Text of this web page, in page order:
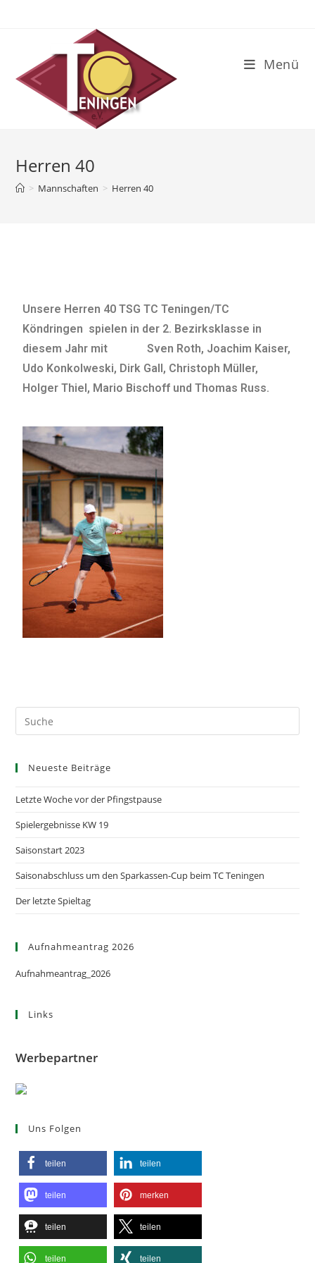
Menü
Herren 40
> Mannschaften > Herren 40
Unsere Herren 40 TSG TC Teningen/TC
Köndringen spielen in der 2. Bezirksklasse in
diesem Jahr mit
Sven Roth, Joachim Kaiser,
Udo Konkolweski, Dirk Gall, Christoph Müller,
Holger Thiel, Mario Bischoff und Thomas Russ.
Neueste Beiträge
Letzte Woche vor der Pfingstpause
Spielergebnisse KW 19
Saisonstart 2023
Saisonabschluss um den Sparkassen-Cup beim TC Teningen
Der letzte Spieltag
Aufnahmeantrag 2026
Aufnahmeantrag_2026
Links
Werbepartner
Uns Folgen
teilen teilen
teilen merken
teilen teilen
teilen teilen